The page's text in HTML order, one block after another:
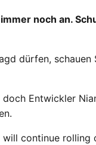
noch an.
dürfen,
Entwickler
will continue rolling